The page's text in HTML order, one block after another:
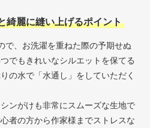
綺麗に縫い上げるポイント
で、お洗濯を重ねた際の予期せぬ
でもきれいなシルエットを保てる
の水で「水通し」をしていただく
ンがけも非常にスムーズな生地で
者の方から作家様までストレスな